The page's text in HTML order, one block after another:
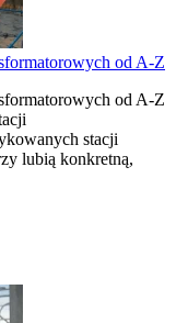
od A-Z
od A-Z
stacji
lubią konkretną,